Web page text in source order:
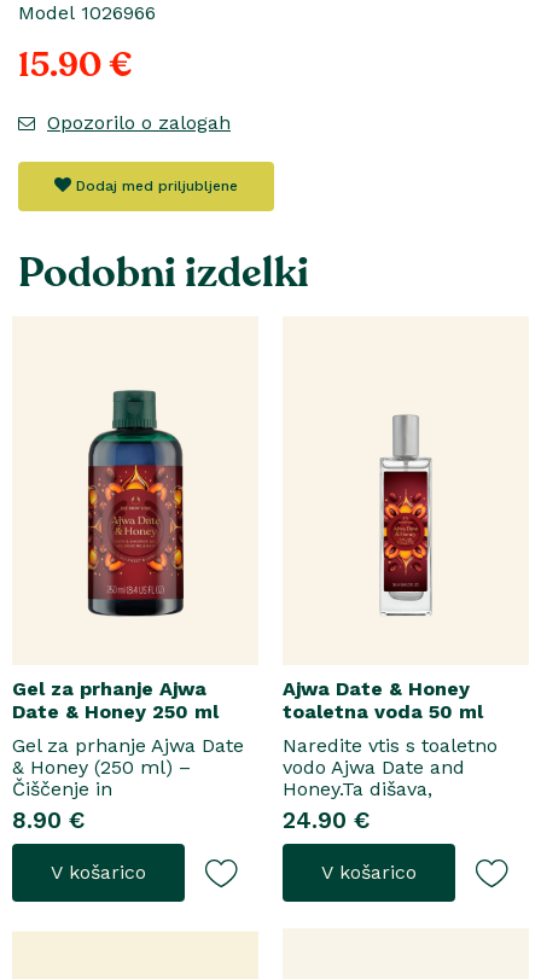
Model 1026966
15.90 €
Opozorilo o zalogah
Dodaj med priljubljene
Podobni izdelki
Gel za prhanje Ajwa
Date & Honey 250 ml
Gel za prhanje Ajwa Date
& Honey (250 ml) –
Čiščenje in
pomladitevSpremenite
svoje vsakodnevno
prhanje v razkošen
orientalski ritual z gelom
za prhanje Ajwa Date &
8.90 €
V košarico
Ajwa Date & Honey
toaletna voda 50 ml
Naredite vtis s toaletno
vodo Ajwa Date and
Honey.Ta dišava,
zasnovana tako za
razkošne priložnosti kot
za vsakodnevno nošenje,
se odpre z notami suhega
grozdja, labana in frezije,
24.90 €
V košarico